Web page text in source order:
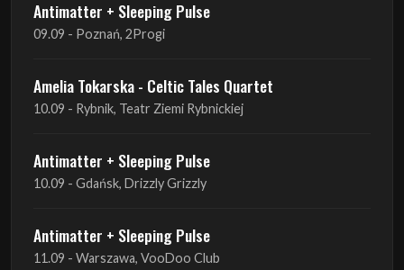
Antimatter + Sleeping Pulse
09.09 - Poznań, 2Progi
Amelia Tokarska - Celtic Tales Quartet
10.09 - Rybnik, Teatr Ziemi Rybnickiej
Antimatter + Sleeping Pulse
10.09 - Gdańsk, Drizzly Grizzly
Antimatter + Sleeping Pulse
11.09 - Warszawa, VooDoo Club